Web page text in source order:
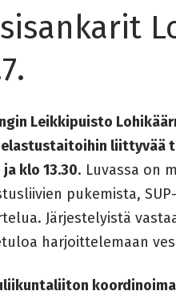
Leikkipuisto
liittyvää
ja klo 13.30. Luvassa on
pukemista,
Järjestelyistä
harjoittelemaan